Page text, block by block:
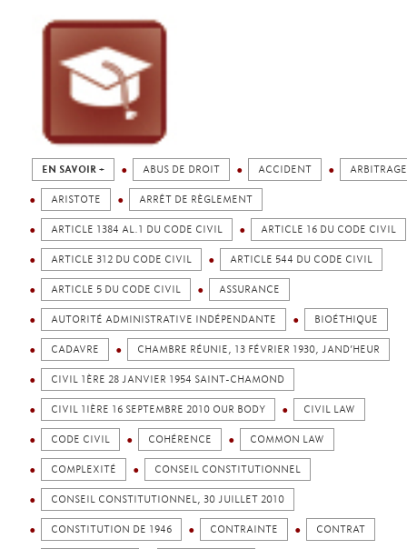
EN SAVOIR + ABUS DE DROIT ACCIDENT ARBITRAGE
ARISTOTE ARRÊT DE RÈGLEMENT
ARTICLE 1384 AL.1 DU CODE CIVIL ARTICLE 16 DU CODE CIVIL
ARTICLE 312 DU CODE CIVIL ARTICLE 544 DU CODE CIVIL
ARTICLE 5 DU CODE CIVIL ASSURANCE
AUTORITÉ ADMINISTRATIVE INDÉPENDANTE BIOÉTHIQUE
CADAVRE CHAMBRE RÉUNIE, 13 FÉVRIER 1930, JAND’HEUR
CIVIL 1ÈRE 28 JANVIER 1954 SAINT-CHAMOND
CIVIL 1IÈRE 16 SEPTEMBRE 2010 OUR BODY CIVIL LAW
CODE CIVIL COHÉRENCE COMMON LAW
COMPLEXITÉ CONSEIL CONSTITUTIONNEL
CONSEIL CONSTITUTIONNEL, 30 JUILLET 2010
CONSTITUTION DE 1946 CONTRAINTE CONTRAT